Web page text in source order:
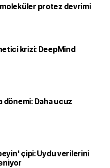
protez devrimi
krizi: DeepMind
Daha ucuz
çipi: Uydu verilerini